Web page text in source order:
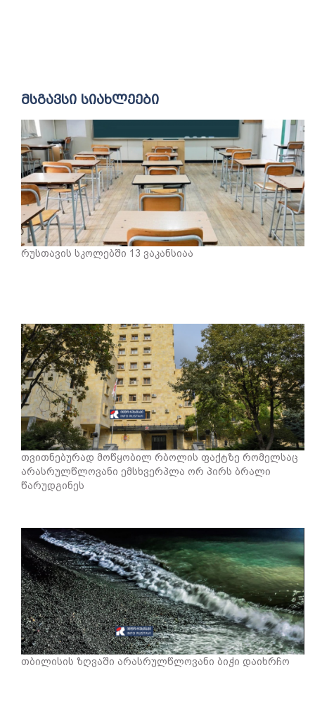
მსგავსი სიახლეები
რუსთავის სკოლებში 13 ვაკანსიაა
თვითნებურად მოწყობილ რბოლის ფაქტზე რომელსაც
არასრულწლოვანი ემსხვერპლა ორ პირს ბრალი
წარუდგინეს
თბილისის ზღვაში არასრულწლოვანი ბიჭი დაიხრჩო